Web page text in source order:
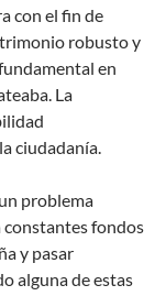
con el fin de
robusto y
en
La
ciudadanía.
problema
constantes fondos
y pasar
alguna de estas